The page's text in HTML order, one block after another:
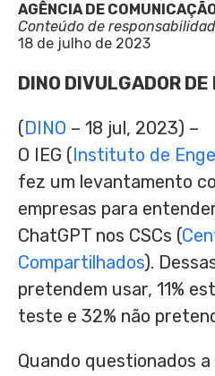
AGÊNCIA DE
Conteúdo de
18 de julho de 2023
DINO DIVULGADOR
(DINO – 18 jul, 2023) –
O IEG (Instituto de
fez um levantamento
empresas para
ChatGPT nos CSCs (
Compartilhados).
pretendem usar, 11%
teste e 32% não
Quando questionados